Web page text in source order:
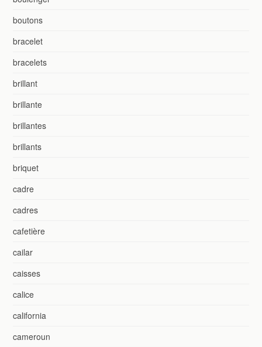
boutons
bracelet
bracelets
brillant
brillante
brillantes
brillants
briquet
cadre
cadres
cafetière
cailar
caisses
calice
california
cameroun